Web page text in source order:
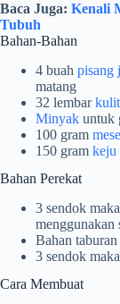
Baca Juga: Kenali
Tubuh
Bahan-Bahan
4 buah pisang
matang
32 lembar
Minyak untuk
100 gram
150 gram keju
Bahan Perekat
3 sendok
menggunakan
Bahan taburan
3 sendok
Cara Membuat